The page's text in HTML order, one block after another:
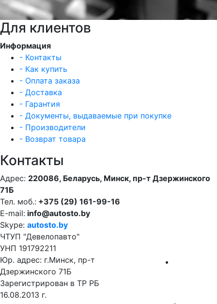
Для клиентов
Информация
- Контакты
- Как купить
- Оплата заказа
- Доставка
- Гарантия
- Документы, выдаваемые при покупке
- Производители
- Возврат товара
Контакты
Адрес: 220086, Беларусь, Минск, пр-т Дзержинского
71Б
Тел. моб.: +375 (29) 161-99-16
E-mail: info@autosto.by
Skype: autosto.by
ЧТУП "Девелопавто"
УНП 191792211
Юр. адрес: г.Минск, пр-т
Дзержинского 71Б
Зарегистрирован в ТР РБ
16.08.2013 г.